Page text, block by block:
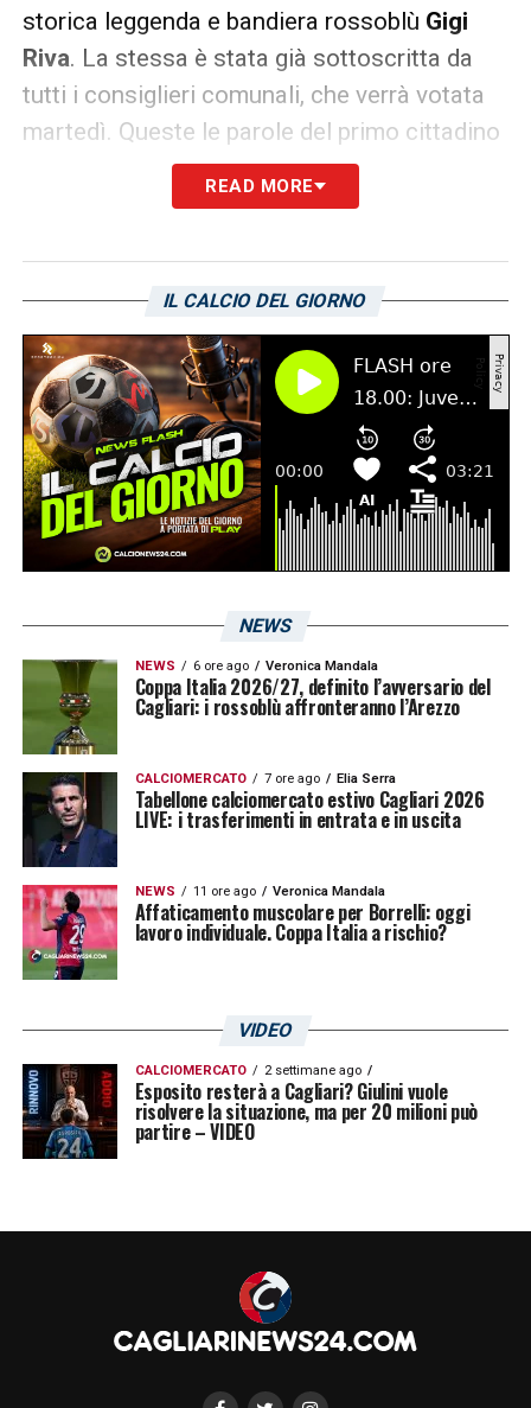
storica leggenda e bandiera rossoblù Gigi
Riva. La stessa è stata già sottoscritta da
tutti i consiglieri comunali, che verrà votata
martedì. Queste le parole del primo cittadino
riportate da L’Unione Sarda:
della città di Cagliari al grande Gigi Riva. Gigi
è contento, la famiglia approva. Ovviamente
è anche un modo per augurargli lunga vita.
Ma doveroso: Gigi Riva è Cagliari, Cagliari è
Gigi Riva»
LA PLAYLIST DELLE NOSTRE TOP NEWS
READ MORE
IL CALCIO DEL GIORNO
NEWS
NEWS 6 ore ago Veronica Mandala
Coppa Italia 2026/27, definito l’avversario del
Cagliari: i rossoblù affronteranno l’Arezzo
CALCIOMERCATO 7 ore ago Elia Serra
Tabellone calciomercato estivo Cagliari 2026
LIVE: i trasferimenti in entrata e in uscita
NEWS 11 ore ago Veronica Mandala
Affaticamento muscolare per Borrelli: oggi
lavoro individuale. Coppa Italia a rischio?
VIDEO
CALCIOMERCATO 2 settimane ago
Esposito resterà a Cagliari? Giulini vuole
risolvere la situazione, ma per 20 milioni può
partire – VIDEO